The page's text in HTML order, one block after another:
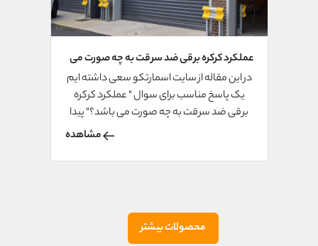
عملکرد کرکره برقی ضد سرقت به چه صورت می
باشد؟
در این مقاله از سایت اسمارتکو سعی داشته ایم
یک پاسخ مناسب برای سوال " عملکرد کرکره
برقی ضد سرقت به چه صورت می باشد؟" پیدا
کنیم. پس اگر شما هم در مورد کرکره برقی ضد
سایت اسمارتکو را مورد مطالعه قرار دهید.
مشاهده
محصولات بیشتر